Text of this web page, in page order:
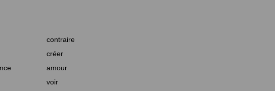
contraire
créer
amour
voir